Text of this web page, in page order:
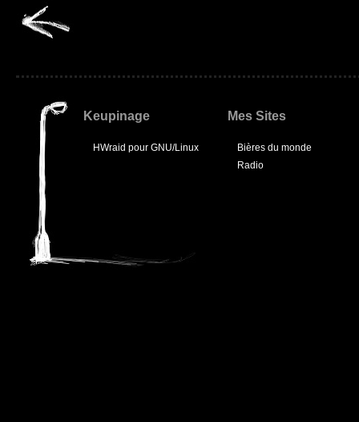
Keupinage
HWraid pour GNU/Linux
Mes Sites
Bières du monde
Radio